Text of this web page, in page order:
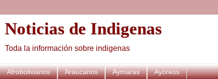
Noticias de Indigenas
Toda la información sobre indigenas
Afrobolivianos Araucanos Aymaras Ayoreos